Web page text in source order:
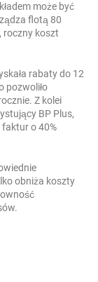
może być
flotą 80
roczny koszt
rabaty do 12
pozwoliło
Z kolei
BP Plus,
o 40%
obniża koszty